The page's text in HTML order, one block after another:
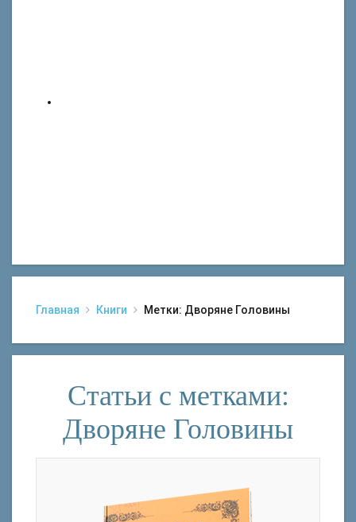
Главная Книги Метки: Дворяне Головины
Статьи с метками:
Дворяне Головины